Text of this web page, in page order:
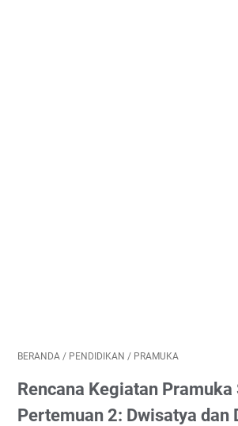
BERANDA / PENDIDIKAN / PRAMUKA
Rencana Kegiatan Pramuka
Pertemuan 2: Dwisatya dan